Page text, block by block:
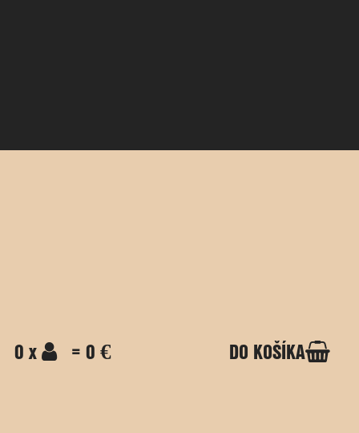
0 x = 0 € DO KOŠÍKA